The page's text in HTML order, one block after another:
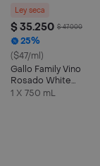
Ley seca
$ 35.250 $ 47.000
25%
($47/ml)
Gallo Family Vino
Rosado White
Zinfandel
1 X 750 mL